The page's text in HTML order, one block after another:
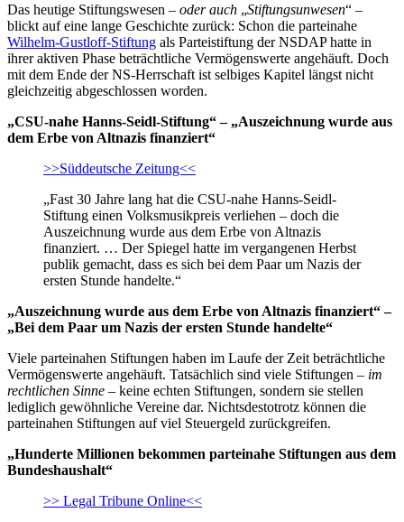
Das heutige Stiftungswesen – oder auch „Stiftungsunwesen“ –
blickt auf eine lange Geschichte zurück: Schon die parteinahe
Wilhelm-Gustloff-Stiftung als Parteistiftung der NSDAP hatte in
ihrer aktiven Phase beträchtliche Vermögenswerte angehäuft. Doch
mit dem Ende der NS-Herrschaft ist selbiges Kapitel längst nicht
gleichzeitig abgeschlossen worden.
„CSU-nahe Hanns-Seidl-Stiftung“ – „Auszeichnung wurde aus
dem Erbe von Altnazis finanziert“
>>Süddeutsche Zeitung<<
„Fast 30 Jahre lang hat die CSU-nahe Hanns-Seidl-
Stiftung einen Volksmusikpreis verliehen – doch die
Auszeichnung wurde aus dem Erbe von Altnazis
finanziert. … Der Spiegel hatte im vergangenen Herbst
publik gemacht, dass es sich bei dem Paar um Nazis der
ersten Stunde handelte.“
„Auszeichnung wurde aus dem Erbe von Altnazis finanziert“ –
„Bei dem Paar um Nazis der ersten Stunde handelte“
Viele parteinahen Stiftungen haben im Laufe der Zeit beträchtliche
Vermögenswerte angehäuft. Tatsächlich sind viele Stiftungen – im
rechtlichen Sinne – keine echten Stiftungen, sondern sie stellen
lediglich gewöhnliche Vereine dar. Nichtsdestotrotz können die
parteinahen Stiftungen auf viel Steuergeld zurückgreifen.
„Hunderte Millionen bekommen parteinahe Stiftungen aus dem
Bundeshaushalt“
>> Legal Tribune Online<<